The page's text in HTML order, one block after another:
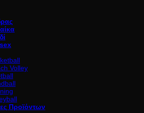
Volley
Προϊόντων